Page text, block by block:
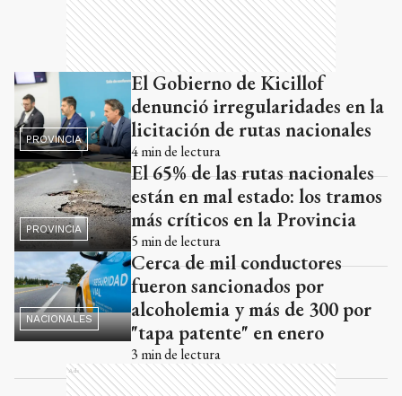
PROVINCIA
El Gobierno de Kicillof
denunció irregularidades en la
licitación de rutas nacionales
4min de lectura
PROVINCIA
El 65% de las rutas nacionales
están en mal estado: los tramos
más críticos en la Provincia
5 min de lectura
NACIONALES
Cerca de mil conductores
fueron sancionados por
alcoholemia y más de 300 por
"tapa patente" en enero
3 min de lectura
Ads